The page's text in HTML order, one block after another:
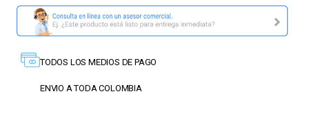
TODOS LOS MEDIOS DE PAGO
ENVIO A TODA COLOMBIA